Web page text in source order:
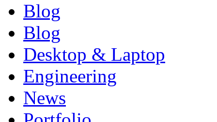
Blog
Blog
Desktop & Laptop
Engineering
News